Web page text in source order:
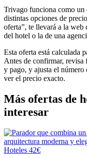
Trivago funciona como un
distintas opciones de
oferta”, te llevará a la web
del hotel o la de una
Esta oferta está calculada
Antes de confirmar, revisa
y pago, y ajusta el número
ver el precio exacto.
Más ofertas de
interesar
Hoteles 42€